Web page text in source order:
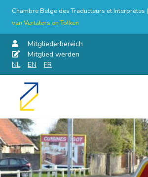
Chambre Belge des Traducteurs et Interprètes |
van Vertalers en Tolken
Mitgliederbereich
Mitglied werden
NL
EN FR
Skip
content